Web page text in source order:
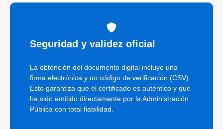
Seguridad y validez oficial
La obtención del documento digital incluye una
firma electrónica y un código de verificación (CSV).
Esto garantiza que el certificado es auténtico y que
ha sido emitido directamente por la Administración
Pública con total fiabilidad.